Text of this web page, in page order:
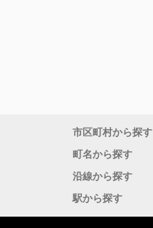
市区町村から探す
町名から探す
沿線から探す
駅から探す